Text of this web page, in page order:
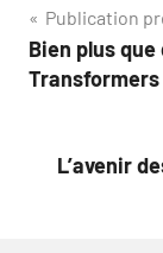
de
Publication
Bien plus
Transformers
L’avenir